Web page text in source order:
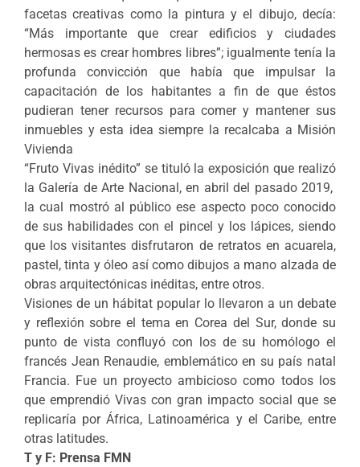
facetas creativas como la pintura y el dibujo, decía:
“Más importante que crear edificios y ciudades
hermosas es crear hombres libres”; igualmente tenía la
profunda convicción que había que impulsar la
capacitación de los habitantes a fin de que éstos
pudieran tener recursos para comer y mantener sus
inmuebles y esta idea siempre la recalcaba a Misión
Vivienda
“Fruto Vivas inédito” se tituló la exposición que realizó
la Galería de Arte Nacional, en abril del pasado 2019,
la cual mostró al público ese aspecto poco conocido
de sus habilidades con el pincel y los lápices, siendo
que los visitantes disfrutaron de retratos en acuarela,
pastel, tinta y óleo así como dibujos a mano alzada de
obras arquitectónicas inéditas, entre otros.
Visiones de un hábitat popular lo llevaron a un debate
y reflexión sobre el tema en Corea del Sur, donde su
punto de vista confluyó con los de su homólogo el
francés Jean Renaudie, emblemático en su país natal
Francia. Fue un proyecto ambicioso como todos los
que emprendió Vivas con gran impacto social que se
replicaría por África, Latinoamérica y el Caribe, entre
otras latitudes.
T y F: Prensa FMN